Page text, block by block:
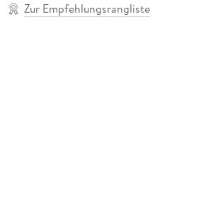
Zur Empfehlungsrangliste